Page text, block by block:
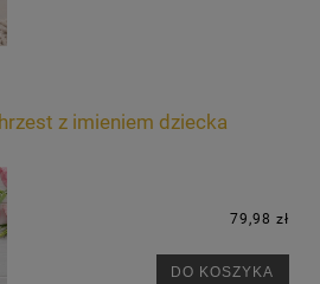
z imieniem dziecka
79,98 zł
DO KOSZYKA